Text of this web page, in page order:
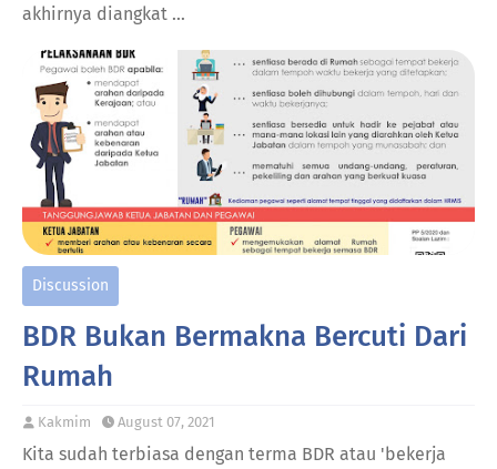
akhirnya diangkat …
Discussion
BDR Bukan Bermakna Bercuti Dari
Rumah
Kakmim August 07, 2021
Kita sudah terbiasa dengan terma BDR atau 'bekerja